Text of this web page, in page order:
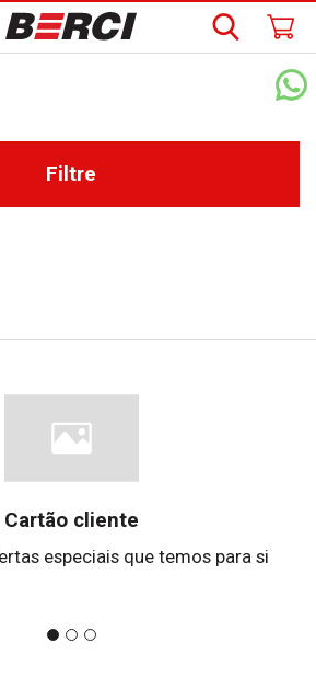
Filtre
Cartão cliente
especiais que temos para si